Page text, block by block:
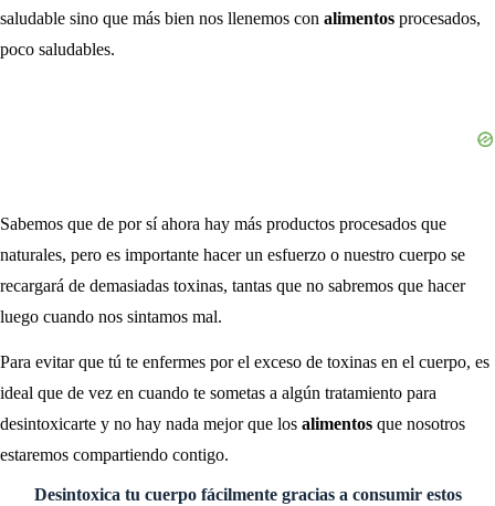
saludable sino que más bien nos llenemos con alimentos procesados,
poco saludables.
Sabemos que de por sí ahora hay más productos procesados que
naturales, pero es importante hacer un esfuerzo o nuestro cuerpo se
recargará de demasiadas toxinas, tantas que no sabremos que hacer
luego cuando nos sintamos mal.
Para evitar que tú te enfermes por el exceso de toxinas en el cuerpo, es
ideal que de vez en cuando te sometas a algún tratamiento para
desintoxicarte y no hay nada mejor que los alimentos que nosotros
estaremos compartiendo contigo.
Desintoxica tu cuerpo fácilmente gracias a consumir estos